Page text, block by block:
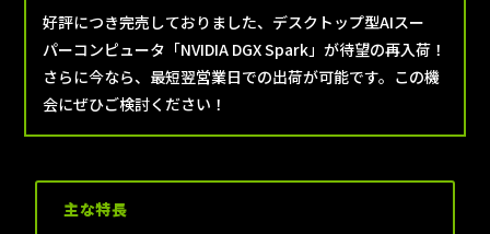
好評につき完売しておりました、デスクトップ型AIスー
パーコンピュータ「NVIDIA DGX Spark」が待望の再入荷！
さらに今なら、最短翌営業日での出荷が可能です。この機
会にぜひご検討ください！
主な特長